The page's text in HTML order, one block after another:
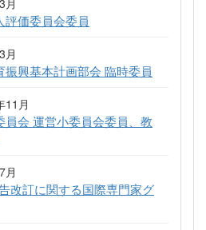
価委員会委員
月
興基本計画部会 臨時委員
11月
員会 運営小委員会委員、教
月
改訂に関する国際専門家グ